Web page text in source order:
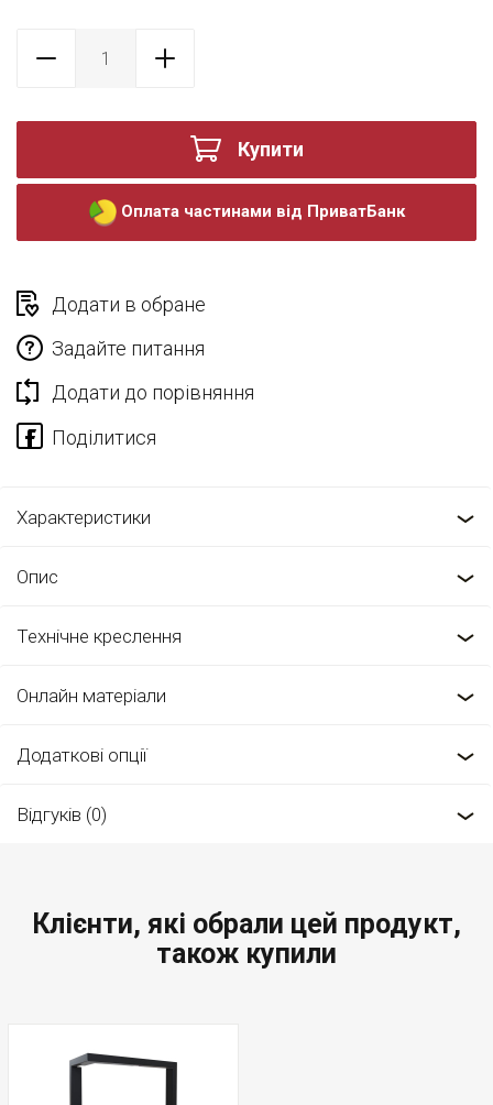
Купити
Оплата частинами від ПриватБанк
Додати в обране
Задайте питання
Додати до порівняння
Характеристики
Опис
Технічне креслення
Онлайн матеріали
Додаткові опції
Відгуків (0)
Клієнти, які обрали цей продукт,
також купили